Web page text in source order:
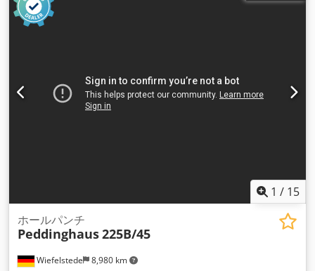
1 / 15
Wiefelstede 8,980 km
ホールパンチ
Peddinghaus225B/45